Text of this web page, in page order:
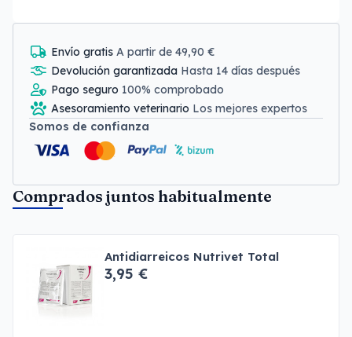
Envío gratis A partir de 49,90 €
Devolución garantizada Hasta 14 días después
Pago seguro 100% comprobado
Asesoramiento veterinario Los mejores expertos
Somos de confianza
Comprados juntos habitualmente
Antidiarreicos Nutrivet Total
3,95 €